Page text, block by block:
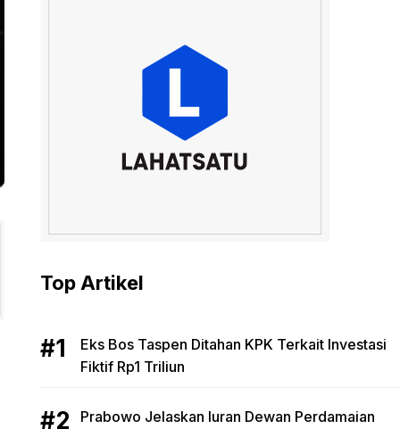
Top Artikel
Eks Bos Taspen Ditahan KPK Terkait Investasi
Fiktif Rp1 Triliun
Prabowo Jelaskan Iuran Dewan Perdamaian